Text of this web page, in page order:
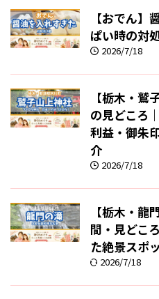
【おでん】
ぱい時の対
2026/7/18
【栃木・鷲
の見どころ
利益・御朱
介
2026/7/18
【栃木・龍
間・見どこ
た絶景スポ
2026/7/18